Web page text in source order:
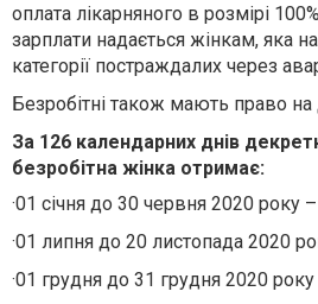
оплата лікарняного в розмірі
зарплати надається жінкам, яка
категорії постраждалих через
Безробітні також мають право на
За 126 календарних днів
безробітна жінка отримає:
·01 січня до 30 червня 2020 року
·01 липня до 20 листопада 2020
·01 грудня до 31 грудня 2020